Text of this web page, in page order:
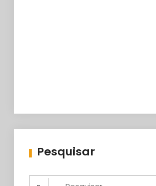
Pesquisar
Search